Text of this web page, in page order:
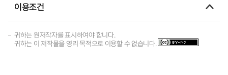
이용조건
귀하는 원저작자를 표시하여야 합니다.
귀하는 이 저작물을 영리 목적으로 이용할 수 없습니다.